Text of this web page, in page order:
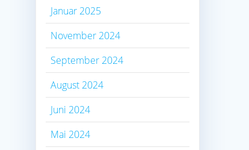
Januar 2025
November 2024
September 2024
August 2024
Juni 2024
Mai 2024